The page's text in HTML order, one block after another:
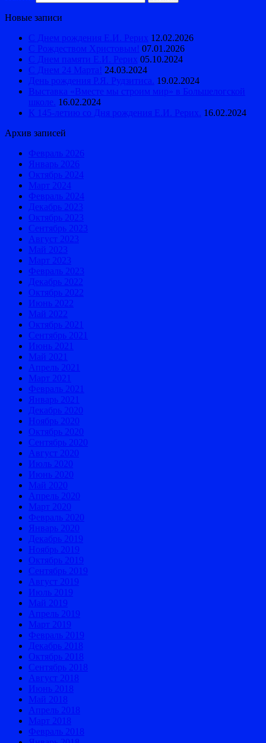
Новые записи
С Днем рождения Е.И. Рерих 12.02.2026
С Рождеством Христовым! 07.01.2026
С Днем памяти Е.И. Рерих 05.10.2024
С Днем 24 Марта! 24.03.2024
День рождения Р.Я. Рудзитиса. 19.02.2024
Выставка «Вместе мы строим мир» в Большелогской
школе. 16.02.2024
К 145-летию со Дня рождения Е.И. Рерих. 16.02.2024
Архив записей
Февраль 2026
Январь 2026
Октябрь 2024
Март 2024
Февраль 2024
Декабрь 2023
Октябрь 2023
Сентябрь 2023
Август 2023
Май 2023
Март 2023
Февраль 2023
Декабрь 2022
Октябрь 2022
Июнь 2022
Май 2022
Октябрь 2021
Сентябрь 2021
Июнь 2021
Май 2021
Апрель 2021
Март 2021
Февраль 2021
Январь 2021
Декабрь 2020
Ноябрь 2020
Октябрь 2020
Сентябрь 2020
Август 2020
Июль 2020
Июнь 2020
Май 2020
Апрель 2020
Март 2020
Февраль 2020
Январь 2020
Декабрь 2019
Ноябрь 2019
Октябрь 2019
Сентябрь 2019
Август 2019
Июль 2019
Май 2019
Апрель 2019
Март 2019
Февраль 2019
Декабрь 2018
Октябрь 2018
Сентябрь 2018
Август 2018
Июнь 2018
Май 2018
Апрель 2018
Март 2018
Февраль 2018